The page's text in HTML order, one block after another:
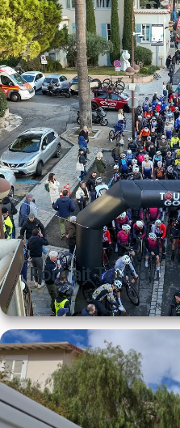
Portrait Tour du